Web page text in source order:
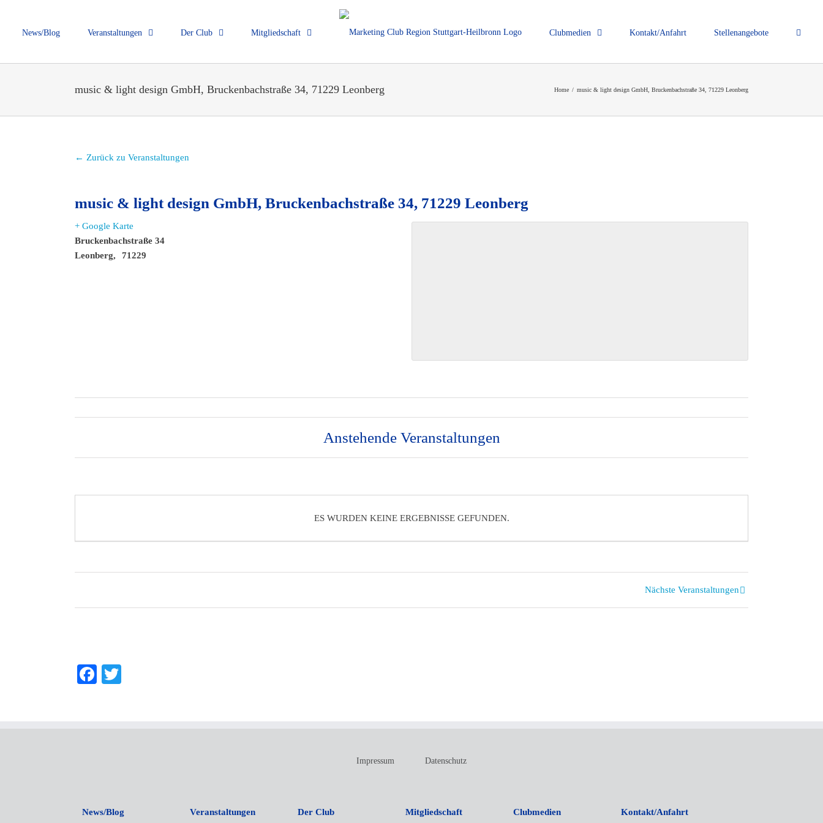
News/Blog Veranstaltungen Der Club Mitgliedschaft Clubmedien Kontakt/Anfahrt Stellenangebote
music & light design GmbH, Bruckenbachstraße 34, 71229 Leonberg Home / music & light design GmbH, Bruckenbachstraße 34, 71229 Leonberg
← Zurück zu Veranstaltungen
music & light design GmbH, Bruckenbachstraße 34, 71229 Leonberg
+ Google Karte
Bruckenbachstraße 34
Leonberg, 71229
Anstehende Veranstaltungen
ES WURDEN KEINE ERGEBNISSE GEFUNDEN.
Listen
Nächste Veranstaltungen
Facebook
Impressum Datenschutz
News/Blog Veranstaltungen Der Club Mitgliedschaft Clubmedien Kontakt/Anfahrt